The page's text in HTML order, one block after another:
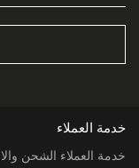
خدمة العملاء
خدمة العملاء الشحن